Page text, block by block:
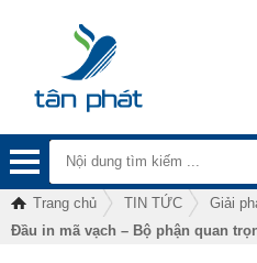
Trang chủ TIN TỨC
Giải
Đầu in mã vạch – Bộ phận quan